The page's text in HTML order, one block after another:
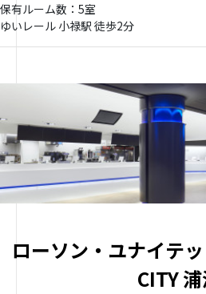
保有ルーム数：5室
ゆいレール 小禄駅 徒歩2分
ローソン・ユナイテ
CITY